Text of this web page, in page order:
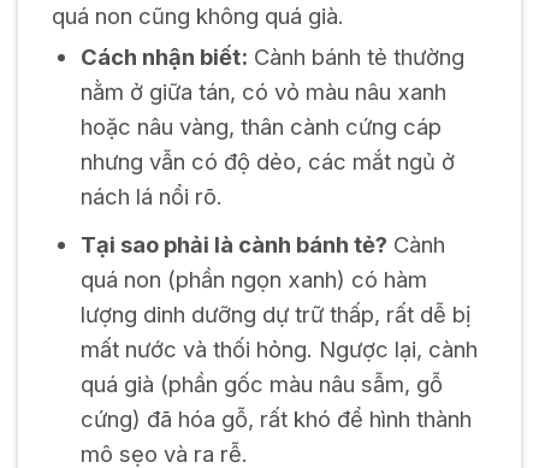
quá non cũng không quá già.
Cách nhận biết: Cành bánh tẻ thường
nằm ở giữa tán, có vỏ màu nâu xanh
hoặc nâu vàng, thân cành cứng cáp
nhưng vẫn có độ dẻo, các mắt ngủ ở
nách lá nổi rõ.
Tại sao phải là cành bánh tẻ? Cành
quá non (phần ngọn xanh) có hàm
lượng dinh dưỡng dự trữ thấp, rất dễ bị
mất nước và thối hỏng. Ngược lại, cành
quá già (phần gốc màu nâu sẫm, gỗ
cứng) đã hóa gỗ, rất khó để hình thành
mô sẹo và ra rễ.